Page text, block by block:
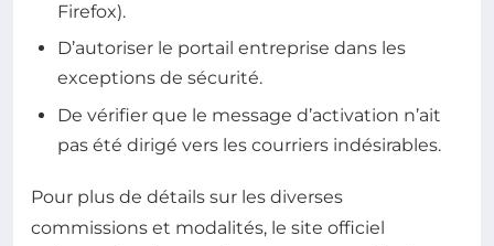
Firefox).
D’autoriser le portail entreprise dans les
exceptions de sécurité.
De vérifier que le message d’activation n’ait
pas été dirigé vers les courriers indésirables.
Pour plus de détails sur les diverses
commissions et modalités, le site officiel